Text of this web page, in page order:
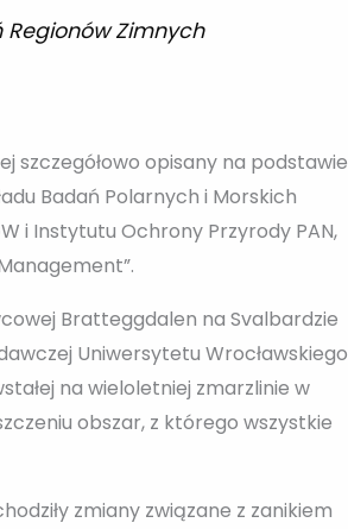
Zimnych
szczegółowo opisany na podstawie
Badań Polarnych i Morskich
i Instytutu Ochrony Przyrody PAN,
Bratteggdalen na Svalbardzie
Uniwersytetu Wrocławskiego
na wieloletniej zmarzlinie w
obszar, z którego wszystkie
zmiany związane z zanikiem